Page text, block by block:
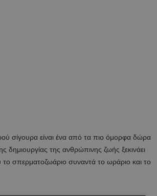
σίγουρα είναι ένα από τα πιο όμορφα δώρα
δημιουργίας της ανθρώπινης ζωής ξεκινάει
το σπερματοζωάριο συναντά το ωράριο και το